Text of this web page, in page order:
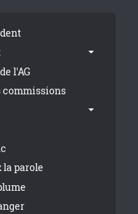
l'AG
commissions
la parole